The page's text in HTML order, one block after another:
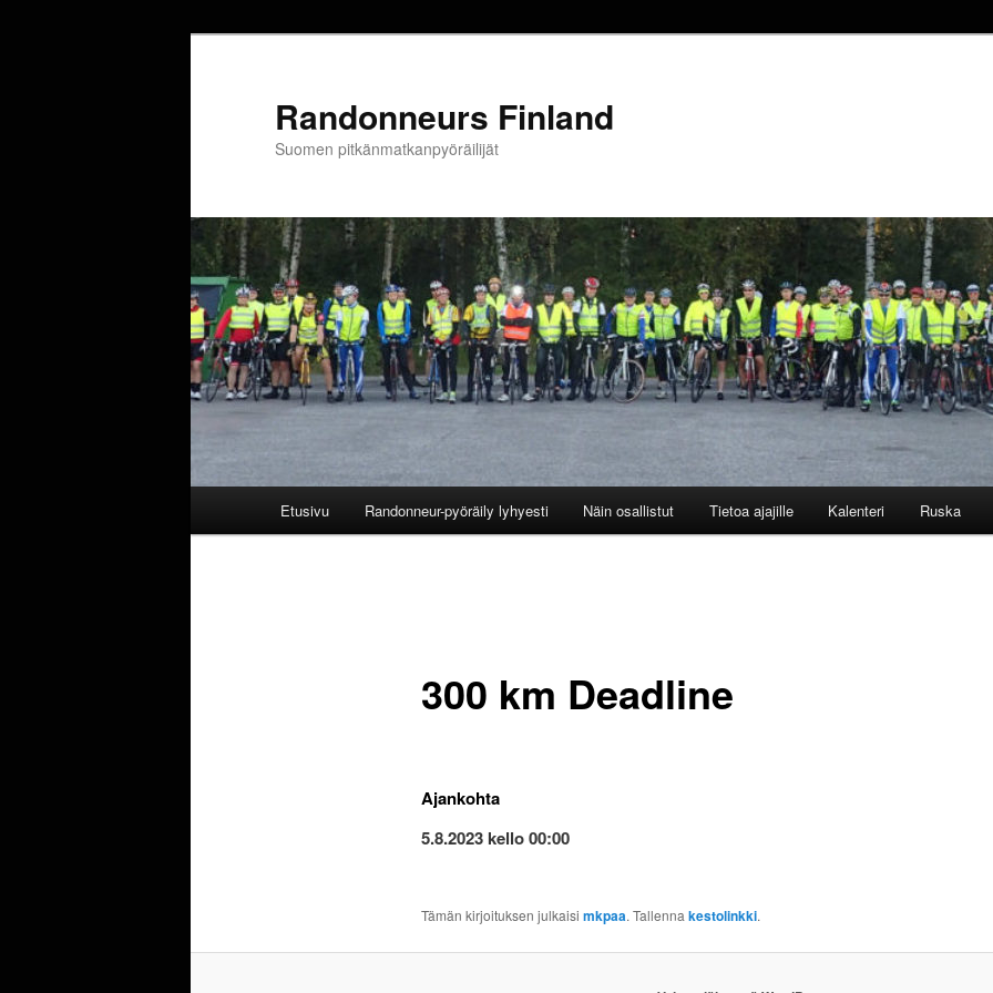
Randonneurs Finland
Suomen pitkänmatkanpyöräilijät
Etusivu Randonneur-pyöräily lyhyesti Näin osallistut Tietoa ajajille Kalenteri Ruska
300 km Deadline
Ajankohta
5.8.2023 kello 00:00
Tämän kirjoituksen julkaisi mkpaa. Tallenna kestolinkki.